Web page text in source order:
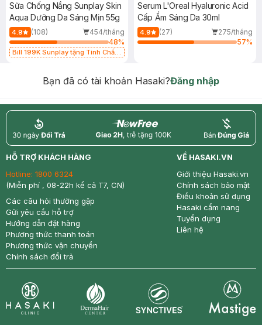
Sữa Chống Nắng Sunplay Skin
Aqua Dưỡng Da Sáng Mịn 55g
4.9 (108)
454/tháng
48%
Bill 199K Sunplay tặng Tinh Chất
Serum L'Oreal Hyaluronic Acid
Cấp Ẩm Sáng Da 30ml
4.9 (27)
275/tháng
57%
Bạn đã có tài khoản Hasaki?Đăng nhập
return nowfree price
HỖ TRỢ KHÁCH HÀNG
Hotline: 1800 6324
(Miễn phí , 08-22h kể cả T7, CN)
Các câu hỏi thường gặp
Gửi yêu cầu hỗ trợ
Hướng dẫn đặt hàng
Phương thức thanh toán
Phương thức vận chuyển
Chính sách đổi trả
VỀ HASAKI.VN
Giới thiệu Hasaki.vn
Chính sách bảo mật
Điều khoản sử dụng
Hasaki cẩm nang
Tuyển dụng
Liên hệ